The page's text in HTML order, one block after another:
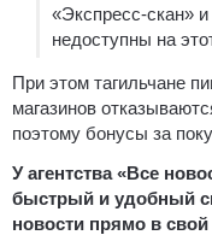
«Экспресс-скан»
недоступны на
При этом тагильчане
магазинов
поэтому бонусы за
У агентства «Все
быстрый и удобный
новости прямо в